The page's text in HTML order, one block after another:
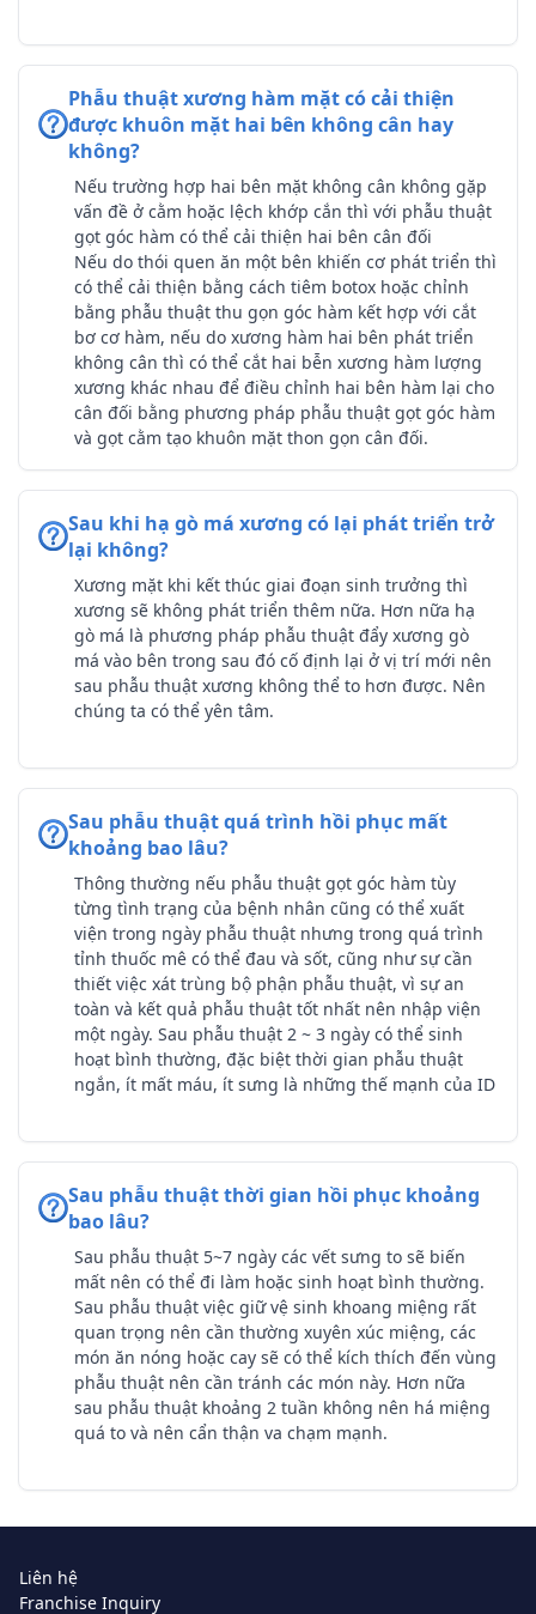
Phẫu thuật xương hàm mặt có cải thiện
được khuôn mặt hai bên không cân hay
không?
Nếu trường hợp hai bên mặt không cân không gặp
vấn đề ở cằm hoặc lệch khớp cắn thì với phẫu thuật
gọt góc hàm có thể cải thiện hai bên cân đối
Nếu do thói quen ăn một bên khiến cơ phát triển thì
có thể cải thiện bằng cách tiêm botox hoặc chỉnh
bằng phẫu thuật thu gọn góc hàm kết hợp với cắt
bơ cơ hàm, nếu do xương hàm hai bên phát triển
không cân thì có thể cắt hai bễn xương hàm lượng
xương khác nhau để điều chỉnh hai bên hàm lại cho
cân đối bằng phương pháp phẫu thuật gọt góc hàm
và gọt cằm tạo khuôn mặt thon gọn cân đối.
Sau khi hạ gò má xương có lại phát triển trở
lại không?
Xương mặt khi kết thúc giai đoạn sinh trưởng thì
xương sẽ không phát triển thêm nữa. Hơn nữa hạ
gò má là phương pháp phẫu thuật đẩy xương gò
má vào bên trong sau đó cố định lại ở vị trí mới nên
sau phẫu thuật xương không thể to hơn được. Nên
chúng ta có thể yên tâm.
Sau phẫu thuật quá trình hồi phục mất
khoảng bao lâu?
Thông thường nếu phẫu thuật gọt góc hàm tùy
từng tình trạng của bệnh nhân cũng có thể xuất
viện trong ngày phẫu thuật nhưng trong quá trình
tỉnh thuốc mê có thể đau và sốt, cũng như sự cần
thiết việc xát trùng bộ phận phẫu thuật, vì sự an
toàn và kết quả phẫu thuật tốt nhất nên nhập viện
một ngày. Sau phẫu thuật 2 ~ 3 ngày có thể sinh
hoạt bình thường, đặc biệt thời gian phẫu thuật
ngắn, ít mất máu, ít sưng là những thế mạnh của ID
Sau phẫu thuật thời gian hồi phục khoảng
bao lâu?
Sau phẫu thuật 5~7 ngày các vết sưng to sẽ biến
mất nên có thể đi làm hoặc sinh hoạt bình thường.
Sau phẫu thuật việc giữ vệ sinh khoang miệng rất
quan trọng nên cần thường xuyên xúc miệng, các
món ăn nóng hoặc cay sẽ có thể kích thích đến vùng
phẫu thuật nên cần tránh các món này. Hơn nữa
sau phẫu thuật khoảng 2 tuần không nên há miệng
quá to và nên cẩn thận va chạm mạnh.
Liên hệ
Franchise Inquiry